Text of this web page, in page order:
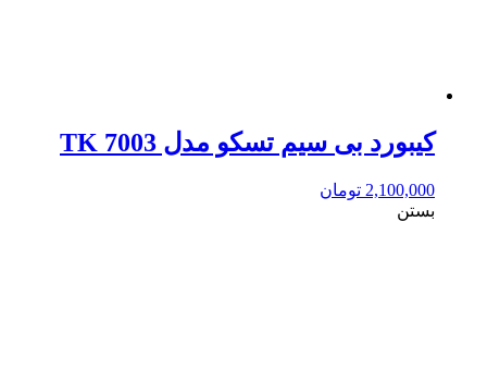
کیبورد بی سیم تسکو مدل TK 7003
2,100,000 تومان
بستن